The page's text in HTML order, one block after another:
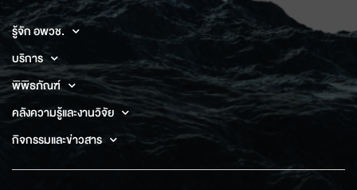
รู้จัก อพวช.
บริการ
พิพิธภัณฑ์
คลังความรู้และงานวิจัย
กิจกรรมและข่าวสาร